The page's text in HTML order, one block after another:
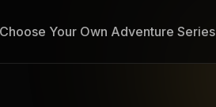
Choose Your Own Adventure Series